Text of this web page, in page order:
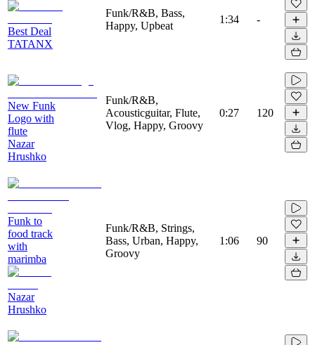
Best Deal
TATANX
Funk/R&B, Bass,
Happy, Upbeat
1:34 -
New Funk
Logo with
flute
Nazar
Hrushko
Funk/R&B,
Acousticguitar, Flute,
Vlog, Happy, Groovy
0:27 120
Funk to
food track
with
marimba
Nazar
Hrushko
Funk/R&B, Strings,
Bass, Urban, Happy,
Groovy
1:06 90